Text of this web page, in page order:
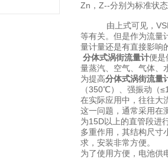
Zn，Z--分别为标准状
由上式可见，VSF输
等有关。但是作为流量
量计量还是有直接影响
分体式涡街流量计便是
量蒸汽、空气、气体、
为提高分体式涡街流量
（350℃）、强振动（
在实际应用中，往往大
这一问题，通常采用在
为15D以上的直管段进
多重作用，其结构尺寸
求，安装非常方便。
为了使用方便，电池供